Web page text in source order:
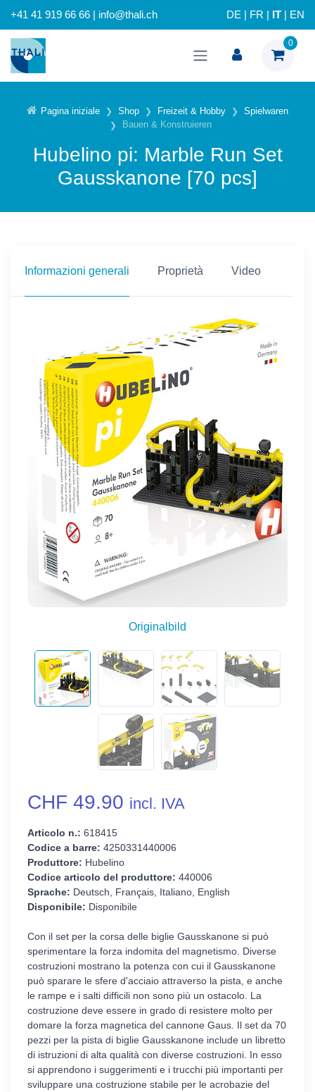
+41 41 919 66 66 | info@thali.ch DE FR IT EN
0
Pagina iniziale Shop Freizeit & Hobby
Spielwaren
Bauen & Konstruieren
Hubelino pi: Marble Run Set
Gausskanone [70 pcs]
Informazioni generali Proprietà Video
Originalbild
CHF 49.90 incl. IVA
Articolo n.: 618415
Codice a barre: 4250331440006
Produttore: Hubelino
Codice articolo del produttore: 440006
Sprache: Deutsch, Français, Italiano, English
Disponibile: Disponibile
Con il set per la corsa delle biglie Gausskanone si può
sperimentare la forza indomita del magnetismo. Diverse
costruzioni mostrano la potenza con cui il Gausskanone
può sparare le sfere d'acciaio attraverso la pista, e anche
le rampe e i salti difficili non sono più un ostacolo. La
costruzione deve essere in grado di resistere molto per
domare la forza magnetica del cannone Gaus. Il set da 70
pezzi per la pista di biglie Gausskanone include un libretto
di istruzioni di alta qualità con diverse costruzioni. In esso
si apprendono i suggerimenti e i trucchi più importanti per
sviluppare una costruzione stabile per le acrobazie del